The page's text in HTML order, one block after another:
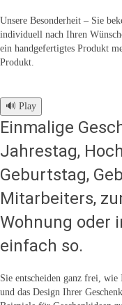
Unsere Besonderheit – Sie
individuell nach Ihren
ein handgefertigtes Produkt
Produkt.
🔊 Play
Einmalige
Jahrestag,
Geburtstag,
Mitarbeiters,
Wohnung oder
einfach so.
Sie entscheiden ganz frei,
und das Design Ihrer